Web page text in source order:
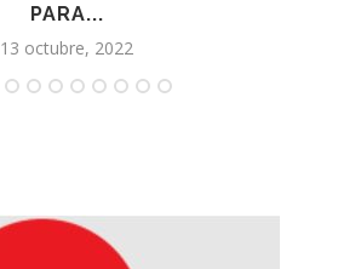
PARA...
13 octubre, 2022